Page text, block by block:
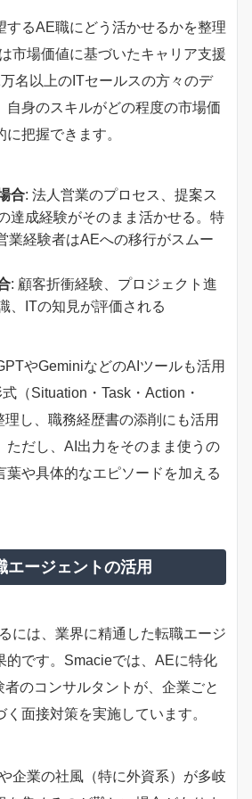
するAE職にどう活かせるかを整理
市場価値に基づいたキャリア支援
名以上のITセールスの方々のデ
自身のスキルがどの程度の市場価
把握できます。
合: 法人営業のプロセス、提案ス
達成経験がそのまま活かせる。特
業経験者はAEへの移行がスムー
: 顧客折衝経験、プロジェクト進
、ITの知見が評価される
やGeminiなどのAIツールも活用
（Situation・Task・Action・
し、職務経歴書の添削にも活用
ただし、AI出力をそのまま使うの
葉や具体的なエピソードを加える
エージェントの活用
には、業界に精通した転職エージ
的です。Smacieでは、AEに特化
者のコンサルタントが、企業ごと
面接対策を実施しています。
企業の社風（特に外資系）が多岐